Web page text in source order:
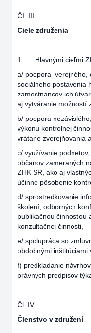
ČI. III.
Ciele združenia
1. Hlavnými cieľmi
a/ podpora verejného,
sociálneho postavenia
zamestnancov ich
aj vytváranie možností
b/ podpora
výkonu kontrolnej
vrátane zverejňovania
c/ využívanie
občanov zameraných
ZHK SR, ako aj
účinné pôsobenie
d/ sprostredkovanie
školení, odborných
publikačnou činnosťou
konzultačnej činnosti,
e/ spolupráca so
obdobnými inštitúciami
f) predkladanie
právnych predpisov
Čl. IV.
Členstvo v združení